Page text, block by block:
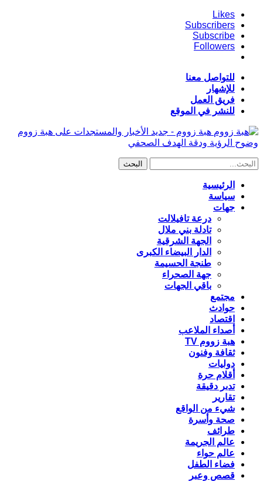
Likes
Subscribers
Subscribe
Followers
للتواصل معنا
للإشهار
فريق العمل
للنشر في الموقع
هبة زووم - جديد الأخبار والمستجدات على هبة زووم
وضوح الرؤية ودقة الهدف الصحفي
الرئيسية
سياسة
جهات
درعة تافيلالت
تادلة بني ملال
الجهة الشرقية
الدار البيضاء الكبرى
طنجة الحسيمة
جهة الصحراء
باقي الجهات
مجتمع
حوادث
اقتصاد
أصداء الملاعب
هبة زووم TV
ثقافة وفنون
دوليات
أقلام حرة
تدبر دقيقة
تقارير
شيء من الواقع
صحة وأسرة
طرائف
عالم الجريمة
عالم حواء
فضاء الطفل
قصص وعبر